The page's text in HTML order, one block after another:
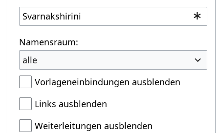
Namensraum:
alle
Vorlageneinbindungen ausblenden
Links ausblenden
Weiterleitungen ausblenden